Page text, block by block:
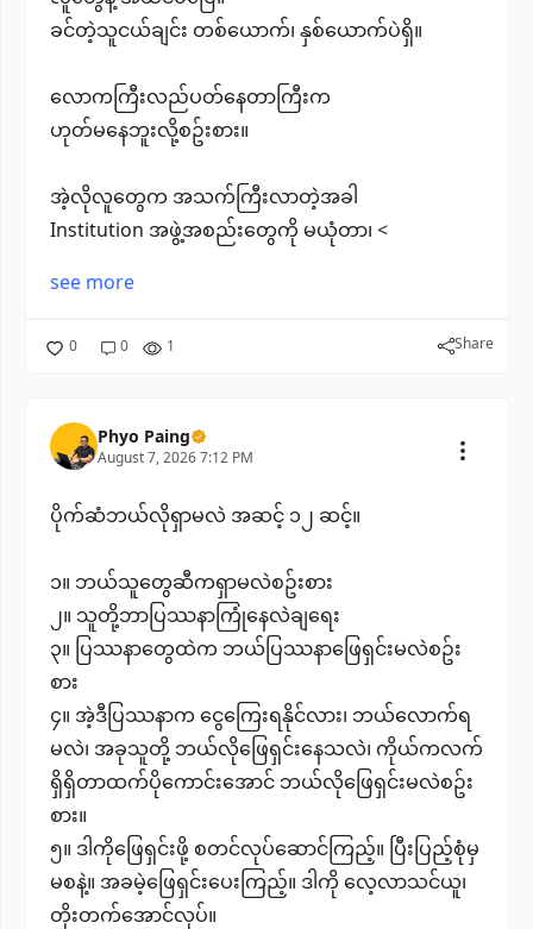
ခင်တဲ့သူငယ်ချင်း တစ်ယောက်၊ နှစ်ယောက်ပဲရှိ။
လောကကြီးလည်ပတ်နေတာကြီးက
ဟုတ်မနေဘူးလို့စဥ်းစား။
အဲ့လိုလူတွေက အသက်ကြီးလာတဲ့အခါ
Institution အဖွဲ့အစည်းတွေကို မယုံတာ၊ <
see more
0 0 1 Share
Phyo Paing
August 7, 2026 7:12 PM
ပိုက်ဆံဘယ်လိုရှာမလဲ အဆင့် ၁၂ ဆင့်။
၁။ ဘယ်သူတွေဆီကရှာမလဲစဥ်းစား
၂။ သူတို့ဘာပြဿနာကြုံနေလဲချရေး
၃။ ပြဿနာတွေထဲက ဘယ်ပြဿနာဖြေရှင်းမလဲစဥ်း
စား
၄။ အဲ့ဒီပြဿနာက ငွေကြေးရနိုင်လား၊ ဘယ်လောက်ရ
မလဲ၊ အခုသူတို့ ဘယ်လိုဖြေရှင်းနေသလဲ၊ ကိုယ်ကလက်
ရှိရှိတာထက်ပိုကောင်းအောင် ဘယ်လိုဖြေရှင်းမလဲစဥ်း
စား။
၅။ ဒါကိုဖြေရှင်းဖို့ စတင်လုပ်ဆောင်ကြည့်။ ပြီးပြည့်စုံမှ
မစနဲ့။ အခမဲ့ဖြေရှင်းပေးကြည့်။ ဒါကို လေ့လာသင်ယူ၊
တိုးတက်အောင်လုပ်။